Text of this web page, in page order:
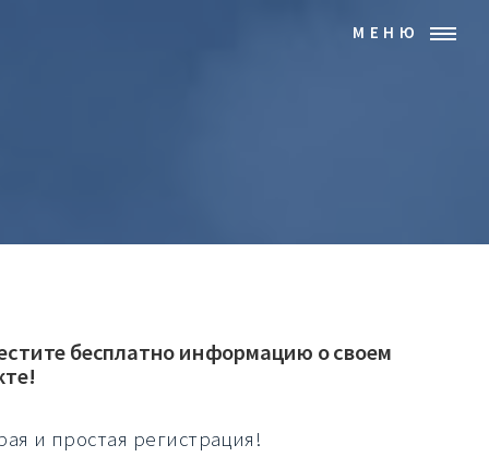
МЕНЮ
бесплатно информацию о своем
и простая регистрация!